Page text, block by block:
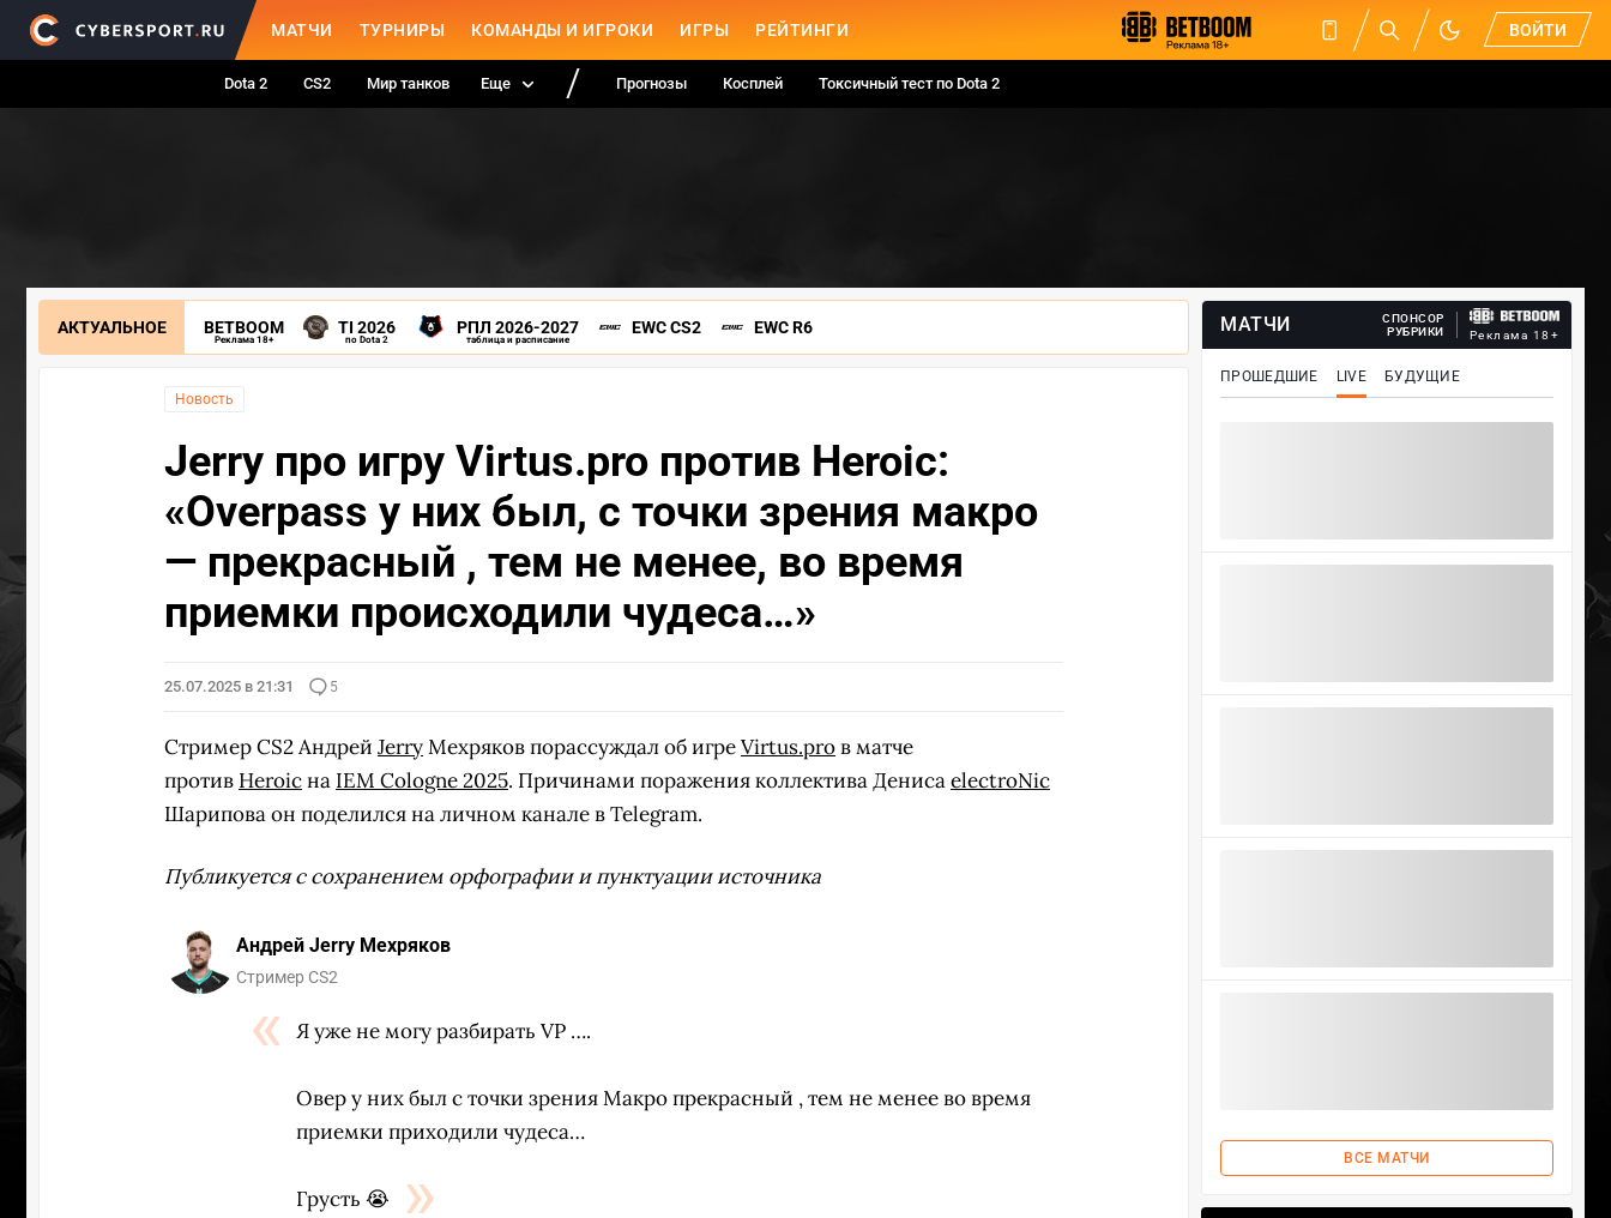
МАТЧИ ТУРНИРЫ КОМАНДЫ И ИГРОКИ ИГРЫ РЕЙТИНГИ ВОЙТИ
Dota 2 CS2 Мир танков Еще Прогнозы Косплей Токсичный тест по Dota 2
АКТУАЛЬНОЕ BETBOOM
Реклама 18+
TI 2026
по Dota 2
РПЛ 2026-2027
таблица и расписание
EWC CS2 EWC R6
Новость
Jerry про игру Virtus.pro против Heroic:
«Overpass у них был, с точки зрения макро
— прекрасный , тем не менее, во время
приемки происходили чудеса…»
25.07.2025 в 21:31 5
Стример CS2 Андрей JerryМехряков порассуждал об игреVirtus.proв матче
против Heroicна IEM Cologne 2025. Причинами поражения коллектива ДенисаelectroNic
Шарипова он поделился на личном канале в Telegram.
Публикуется с сохранением орфографии и пунктуации источника
Андрей Jerry Мехряков
Стример CS2
Я уже не могу разбирать VP ….
Овер у них был с точки зрения Макро прекрасный , тем не менее во время
приемки приходили чудеса…
Грусть 😭
МАТЧИ
СПОНСОР
РУБРИКИ
Реклама 18+
ПРОШЕДШИЕ LIVE БУДУЩИЕ
ВСЕ МАТЧИ